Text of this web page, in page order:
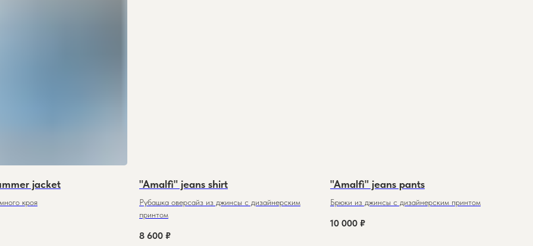
jacket
кроя
"Amalfi" jeans shirt
Рубашка оверсайз из джинсы с дизайнерским
принтом
8 600 ₽
"Amalfi" jeans pants
Брюки из джинсы с дизайнерским принтом
10 000 ₽